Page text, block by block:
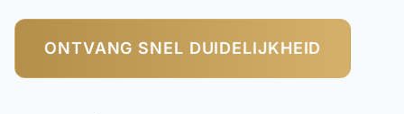
ONTVANG SNEL DUIDELIJKHEID